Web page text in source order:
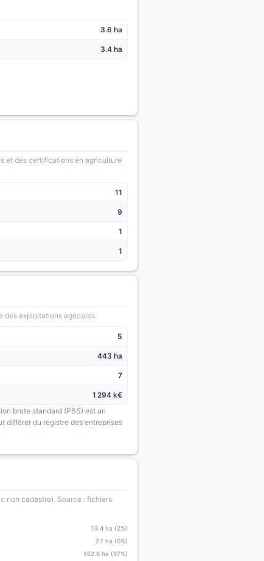
3.6 ha
3.4 ha
et des certifications en agriculture
11
9
1
1
des exploitations agricoles.
5
443 ha
7
1 294 k€
brute standard (PBS) est un
différer du registre des entreprises
non cadastre). Source : fichiers
13.4 ha (2%)
2.1 ha (0%)
552.6 ha (97%)